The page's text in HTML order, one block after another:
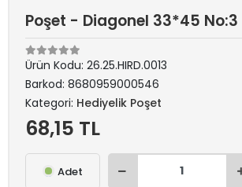
Poşet - Diagonel 33*45
Ürün Kodu: 26.25.HIRD.0013
Barkod: 8680959000546
Kategori: Hediyelik Poşet
68,15 TL
Adet